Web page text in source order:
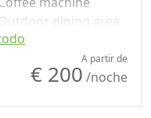
dining area
Champú sin plástico,
no monodosis
A partir de
€ 200 /noche